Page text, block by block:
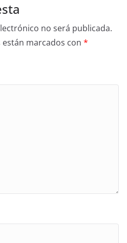
no será publicada.
marcados con *